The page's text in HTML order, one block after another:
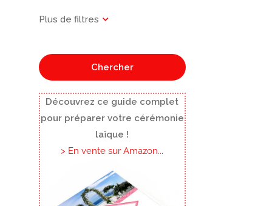
Chercher
Découvrez ce guide complet
pour préparer votre cérémonie
laïque !
> En vente sur Amazon...